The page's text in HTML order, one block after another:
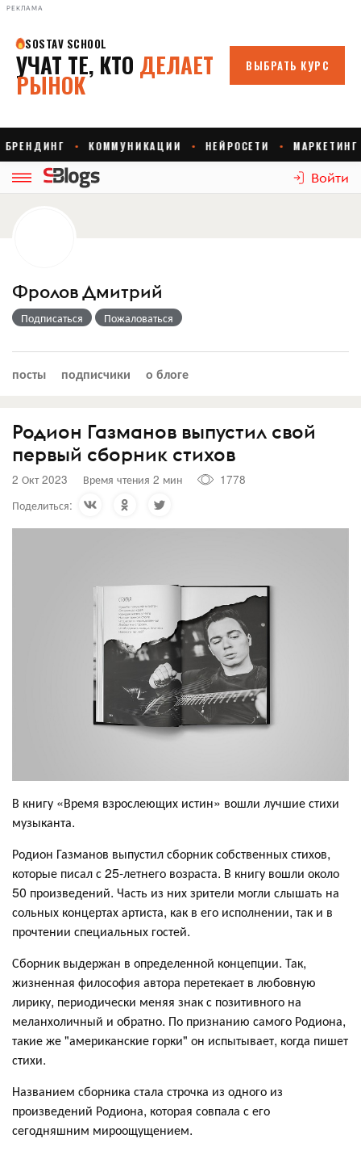
РЕКЛАМА
Войти
Фролов Дмитрий
Подписаться Пожаловаться
посты подписчики о блоге
Родион Газманов выпустил свой
первый сборник стихов
2 Окт 2023 Время чтения 2 мин
1778
Поделиться:
В книгу «Время взрослеющих истин» вошли лучшие стихи
музыканта.
Родион Газманов выпустил сборник собственных стихов,
которые писал с 25-летнего возраста. В книгу вошли около
50 произведений. Часть из них зрители могли слышать на
сольных концертах артиста, как в его исполнении, так и в
прочтении специальных гостей.
Сборник выдержан в определенной концепции. Так,
жизненная философия автора перетекает в любовную
лирику, периодически меняя знак с позитивного на
меланхоличный и обратно. По признанию самого Родиона,
такие же "американские горки" он испытывает, когда пишет
стихи.
Названием сборника стала строчка из одного из
произведений Родиона, которая совпала с его
сегодняшним мироощущением.